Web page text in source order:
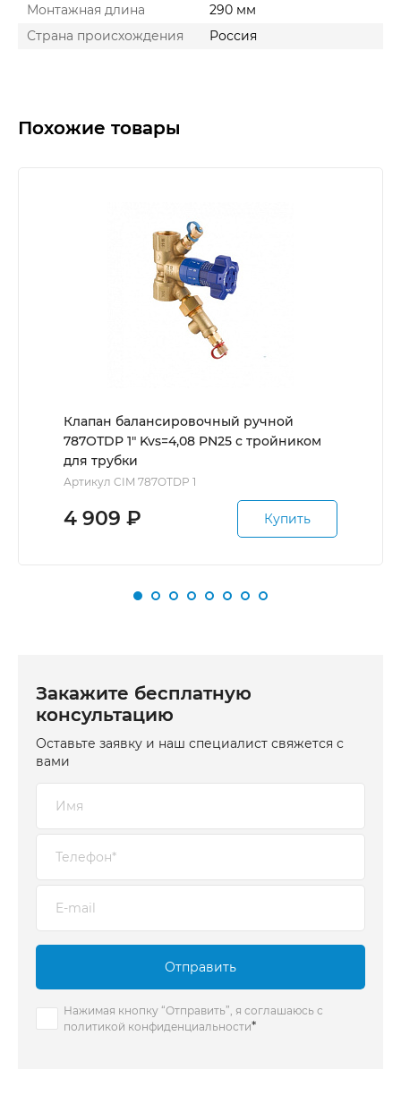
Монтажная длина
290 мм
Страна происхождения
Россия
Похожие товары
Клапан балансировочный ручной
787ОТDP 1" Kvs=4,08 PN25 с тройником
для трубки
Артикул CIM 787OTDP 1
4 909 ₽ Купить
Закажите бесплатную
консультацию
Оставьте заявку и наш специалист свяжется с
вами
Отправить
Нажимая кнопку “Отправить”, я соглашаюсь с
политикой конфиденциальности*